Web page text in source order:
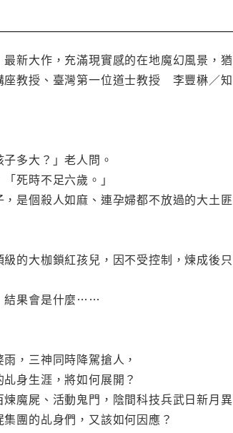
新大作，充滿現實感的在地魔幻風景，
座教授、臺灣第一位道士教授 李豐楙
子多大？」老人問。
死時不足六歲。」
，是個殺人如麻、連孕婦都不放過的大土
的大枷鎖紅孩兒，因不受控制，煉成後
結果會是什麼……
，三神同時降駕搶人，
身生涯，將如何展開？
魔屍、活動鬼門，陰間科技兵武日新月異
團的乩身們，又該如何因應？